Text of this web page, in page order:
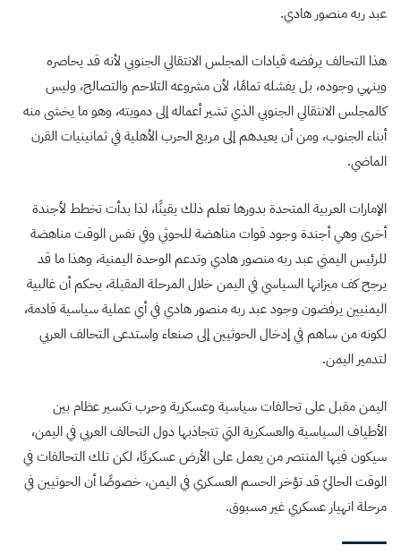
عبد ربه منصور هادي.
هذا التحالف يرفضه قيادات المجلس الانتقالي الجنوبي لأنه قد يحاصره
وينهي وجوده، بل يفشله تمامًا، لأن مشروعه التلاحم والتصالح، وليس
كالمجلس الانتقالي الجنوبي الذي تشير أعماله إلى دمويته، وهو ما يخشى منه
أبناء الجنوب، ومن أن يعيدهم إلى مربع الحرب الأهلية في ثمانينيات القرن
الماضي.
الإمارات العربية المتحدة بدورها تعلم ذلك يقينًا، لذا بدأت تخطط لأجندة
أخرى وهي أجندة وجود قوات مناهضة للحوثي وفي نفس الوقت مناهضة
للرئيس اليمني عبد ربه منصور هادي وتدعم الوحدة اليمنية، وهذا ما قد
يرجح كف ميزانها السياسي في اليمن خلال المرحلة المقبلة، بحكم أن غالبية
اليمنيين يرفضون وجود عبد ربه منصور هادي في أي عملية سياسية قادمة،
لكونه من ساهم في إدخال الحوثيين إلى صنعاء واستدعى التحالف العربي
لتدمير اليمن.
اليمن مقبل على تحالفات سياسية وعسكرية وحرب تكسير عظام بين
الأطياف السياسية والعسكرية التي تتجاذبها دول التحالف العربي في اليمن،
سيكون فيها المنتصر من يعمل على الأرض عسكريًا، لكن تلك التحالفات في
الوقت الحاليّ قد تؤخر الحسم العسكري في اليمن، خصوصًا أن الحوثيين في
مرحلة انهيار عسكري غير مسبوق.